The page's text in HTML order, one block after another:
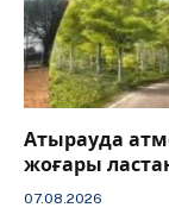
Атырауда
жоғары
07.08.2026